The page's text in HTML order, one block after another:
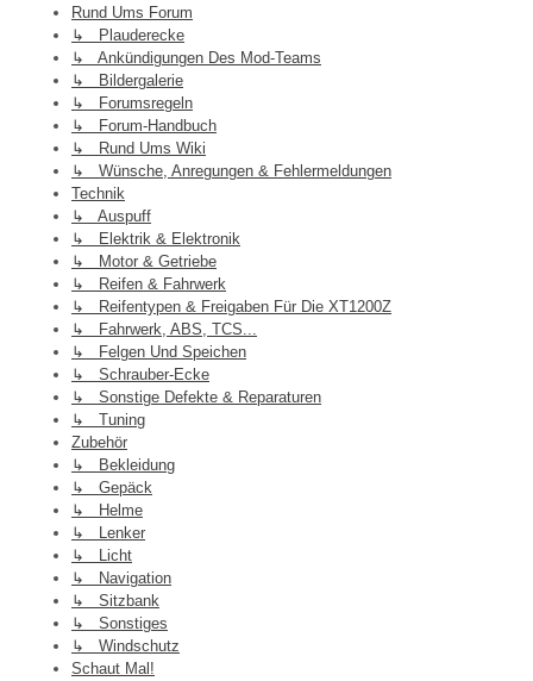
Rund Ums Forum
↳ Plauderecke
↳ Ankündigungen Des Mod-Teams
↳ Bildergalerie
↳ Forumsregeln
↳ Forum-Handbuch
↳ Rund Ums Wiki
↳ Wünsche, Anregungen & Fehlermeldungen
Technik
↳ Auspuff
↳ Elektrik & Elektronik
↳ Motor & Getriebe
↳ Reifen & Fahrwerk
↳ Reifentypen & Freigaben Für Die XT1200Z
↳ Fahrwerk, ABS, TCS...
↳ Felgen Und Speichen
↳ Schrauber-Ecke
↳ Sonstige Defekte & Reparaturen
↳ Tuning
Zubehör
↳ Bekleidung
↳ Gepäck
↳ Helme
↳ Lenker
↳ Licht
↳ Navigation
↳ Sitzbank
↳ Sonstiges
↳ Windschutz
Schaut Mal!